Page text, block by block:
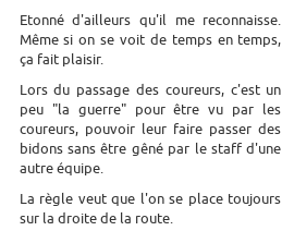
Etonné d'ailleurs qu'il me reconnaisse.
Même si on se voit de temps en temps,
ça fait plaisir.
Lors du passage des coureurs, c'est un
peu "la guerre" pour être vu par les
coureurs, pouvoir leur faire passer des
bidons sans être gêné par le staff d'une
autre équipe.
La règle veut que l'on se place toujours
sur la droite de la route.